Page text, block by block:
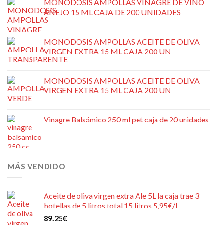
MONODOSIS AMPOLLAS VINAGRE DE VINO
AÑEJO 15 ML CAJA DE 200 UNIDADES
MONODOSIS AMPOLLAS ACEITE DE OLIVA
VIRGEN EXTRA 15 ML CAJA 200 UN
MONODOSIS AMPOLLAS ACEITE DE OLIVA
VIRGEN EXTRA 15 ML CAJA 200 UN
Vinagre Balsámico 250 ml pet caja de 20 unidades
MÁS VENDIDO
Aceite de oliva virgen extra Ale 5L la caja trae 3
botellas de 5 litros total 15 litros 5,95€/L
89.25€